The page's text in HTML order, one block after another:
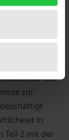
für die
zur
in
Teil 2 mit der